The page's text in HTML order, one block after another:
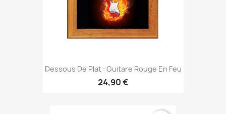
Dessous De Plat : Guitare Rouge En Feu
24,90 €